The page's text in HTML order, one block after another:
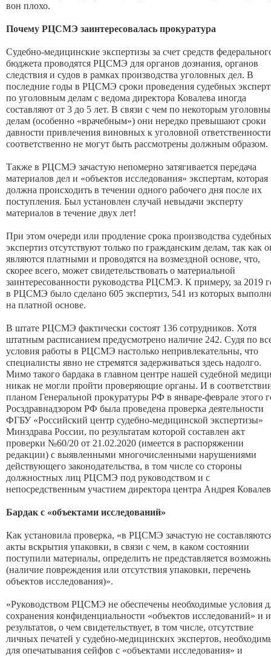
вон плохо.
Почему РЦСМЭ заинтересовалась прокуратура
Судебно-медицинские экспертизы за счет средств
бюджета проводятся РЦСМЭ для органов дознания, органов
следствия и судов в рамках производства уголовных дел. В
последние годы в РЦСМЭ сроки проведения судебных
по уголовным делам с ведома директора Ковалева иногда
составляют от 3 до 5 лет. В связи с чем по некоторым
делам (особенно «врачебным») они нередко превышают сроки
давности привлечения виновных к уголовной
соответственно не могут быть рассмотрены должным образом.
Также в РЦСМЭ зачастую непомерно затягивается передача
материалов дел и «объектов исследования» экспертам, которая
должна происходить в течении одного рабочего дня после их
поступления. Был установлен случай невыдачи эксперту
материалов в течение двух лет!
При этом очереди или продление срока производства судебных
экспертиз отсутствуют только по гражданским делам, так как
являются платными и проводятся на возмездной основе, что,
скорее всего, может свидетельствовать о материальной
заинтересованности руководства РЦСМЭ. К примеру, за 2019
в РЦСМЭ было сделано 605 экспертиз, 541 из которых
на платной основе.
В штате РЦСМЭ фактически состоят 136 сотрудников. Хотя
штатным расписанием предусмотрено наличие 242. Судя по
условия работы в РЦСМЭ настолько непривлекательны, что
специалисты явно не стремятся задерживаться здесь надолго.
Мимо такого бардака в главном центре нашей судебной
никак не могли пройти проверяющие органы. И в
планом Генеральной прокуратуры РФ в январе-феврале этого
Росздравнадзором РФ была проведена проверка деятельности
ФГБУ «Российский центр судебно-медицинской экспертизы»
Минздрава России, по результатам которой составлен акт
проверки №60/20 от 21.02.2020 (имеется в распоряжении
редакции) с выявленными многочисленными нарушениями
действующего законодательства, в том числе со стороны
должностных лиц РЦСМЭ под руководством и с
непосредственным участием директора центра Андрея
Бардак с «объектами исследований»
Как установила проверка, «в РЦСМЭ зачастую не
акты вскрытия упаковки, в связи с чем, в каком состоянии
поступили материалы, определить не представляется
(наличие повреждения или отсутствия упаковки, перечень
объектов исследования)».
«Руководством РЦСМЭ не обеспечены необходимые условия
сохранения конфиденциальности «объектов исследований» и
результатов, о чем свидетельствует, в том числе, отсутствие
личных печатей у судебно-медицинских экспертов,
для опечатывания сейфов с «объектами исследования» и